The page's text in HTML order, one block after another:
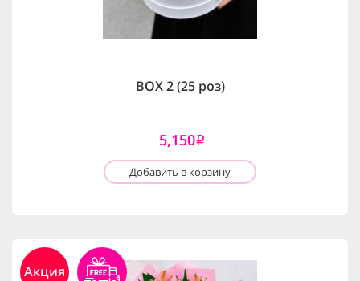
BOX 2 (25 роз)
5,150i
Добавить в корзину
Акция